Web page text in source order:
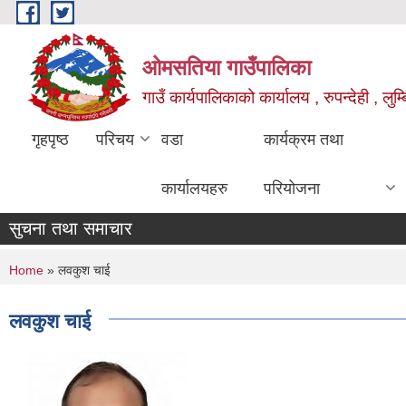
Skip to main content
ओमसतिया गाउँपालिका
गाउँ कार्यपालिकाको कार्यालय , रुपन्देही ,
गृहपृष्ठ परिचय वडा
कार्यालयहरु
कार्यक्रम तथा
परियोजना
सुचना तथा समाचार
You are here
Home » लवकुश चाई
लवकुश चाई